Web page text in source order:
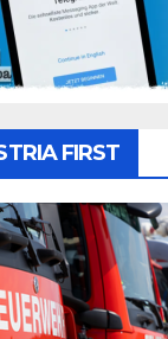
FIRST